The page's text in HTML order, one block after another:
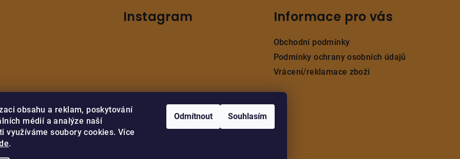
obsahu a reklam, poskytování
médií a analýze naší
využíváme soubory cookies. Více
.
Odmítnout Souhlasím
Instagram Informace pro vás
Obchodní podmínky
Podmínky ochrany osobních údajů
Vrácení/reklamace zboží